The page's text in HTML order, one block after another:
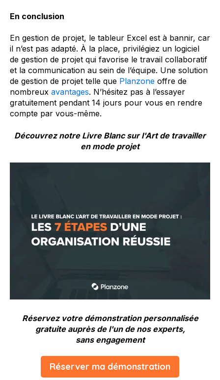
En conclusion
En gestion de projet, le tableur Excel est à bannir, car
il n’est pas adapté. À la place, privilégiez un logiciel
de gestion de projet qui favorise le travail collaboratif
et la communication au sein de l’équipe. Une solution
de gestion de projet telle que Planzone offre de
nombreux avantages. N’hésitez pas à l’essayer
gratuitement pendant 14 jours pour vous en rendre
compte par vous-même.
Découvrez notre Livre Blanc sur l'Art de travailler
en mode projet
Réservez votre démonstration personnalisée
gratuite auprès de l'un de nos experts,
sans engagement
Réserver ma démonstration